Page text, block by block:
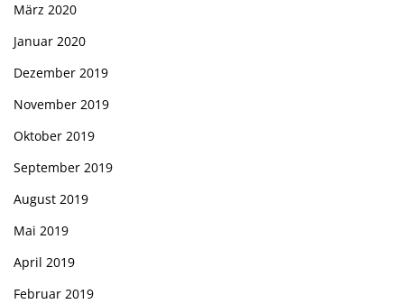
März 2020
Januar 2020
Dezember 2019
November 2019
Oktober 2019
September 2019
August 2019
Mai 2019
April 2019
Februar 2019